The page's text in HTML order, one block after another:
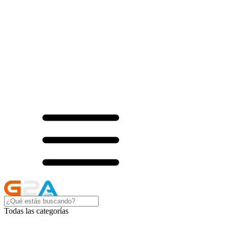
Todas las categorías